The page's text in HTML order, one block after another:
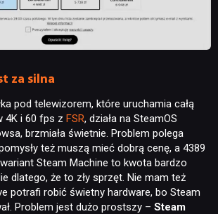
za silna
pod telewizorem, które uruchamia całą
4K i 60 fps z FSR, działa na SteamOS
brzmiała świetnie. Problem polega
też muszą mieć dobrą cenę, a 4389
Steam Machine to kwota bardzo
dlatego, że to zły sprzęt. Nie mam też
potrafi robić świetny hardware, bo Steam
Problem jest dużo prostszy – Steam